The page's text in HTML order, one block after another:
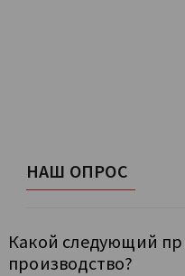
НАШ ОПРОС
Какой следующий
производство?